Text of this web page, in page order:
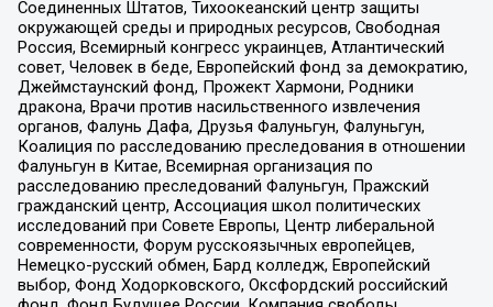
Соединенных Штатов, Тихоокеанский центр защиты
окружающей среды и природных ресурсов, Свободная
Россия, Всемирный конгресс украинцев, Атлантический
совет, Человек в беде, Европейский фонд за демократию,
Джеймстаунский фонд, Прожект Хармони, Родники
дракона, Врачи против насильственного извлечения
органов, Фалунь Дафа, Друзья Фалуньгун, Фалуньгун,
Коалиция по расследованию преследования в отношении
Фалуньгун в Китае, Всемирная организация по
расследованию преследований Фалуньгун, Пражский
гражданский центр, Ассоциация школ политических
исследований при Совете Европы, Центр либеральной
современности, Форум русскоязычных европейцев,
Немецко-русский обмен, Бард колледж, Европейский
выбор, Фонд Ходорковского, Оксфордский российский